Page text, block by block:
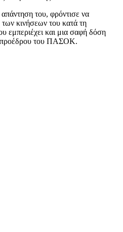
απάντηση του, φρόντισε να
κινήσεων του κατά τη
εμπεριέχει και μια σαφή δόση
προέδρου του ΠΑΣΟΚ.